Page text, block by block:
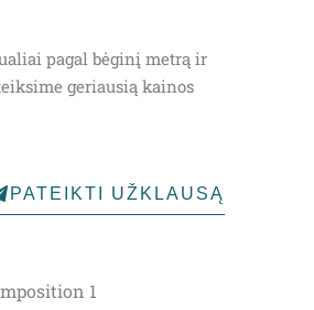
pagal bėginį metrą ir
geriausią kainos
PATEIKTI UŽKLAUSĄ
1